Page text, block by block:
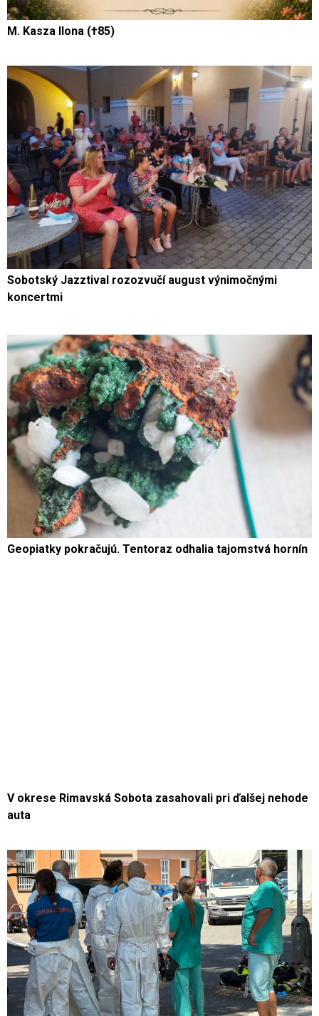
M. Kasza Ilona (†85)
Sobotský Jazztival rozozvučí august výnimočnými
koncertmi
Geopiatky pokračujú. Tentoraz odhalia tajomstvá hornín
V okrese Rimavská Sobota zasahovali pri ďalšej nehode
auta